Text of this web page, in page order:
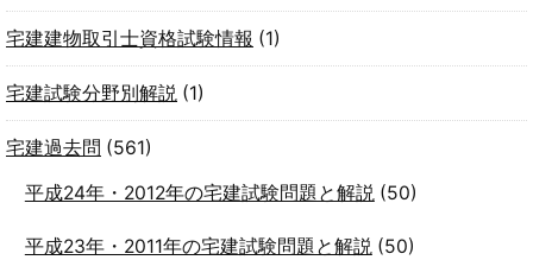
宅建建物取引士資格試験情報 (1)
宅建試験分野別解説 (1)
宅建過去問 (561)
平成24年・2012年の宅建試験問題と解説(50)
平成23年・2011年の宅建試験問題と解説(50)